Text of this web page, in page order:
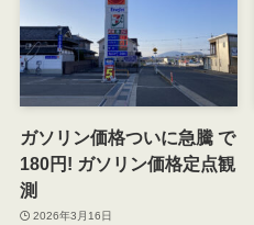
ガソリン価格ついに急騰 で
180円! ガソリン価格定点観
測
2026年3月16日